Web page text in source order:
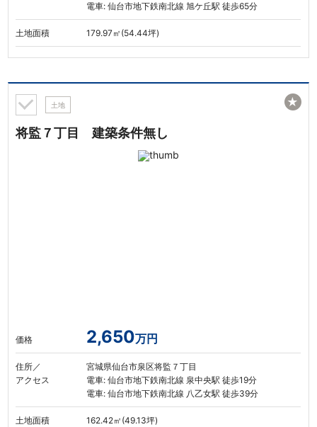
電車: 仙台市地下鉄南北線 旭ケ丘駅 徒歩65分
土地面積 179.97㎡(54.44坪)
土地
将監７丁目 建築条件無し
価格 2,650万円
住所／
アクセス
宮城県仙台市泉区将監７丁目
電車: 仙台市地下鉄南北線 泉中央駅 徒歩19分
電車: 仙台市地下鉄南北線 八乙女駅 徒歩39分
土地面積 162.42㎡(49.13坪)
★